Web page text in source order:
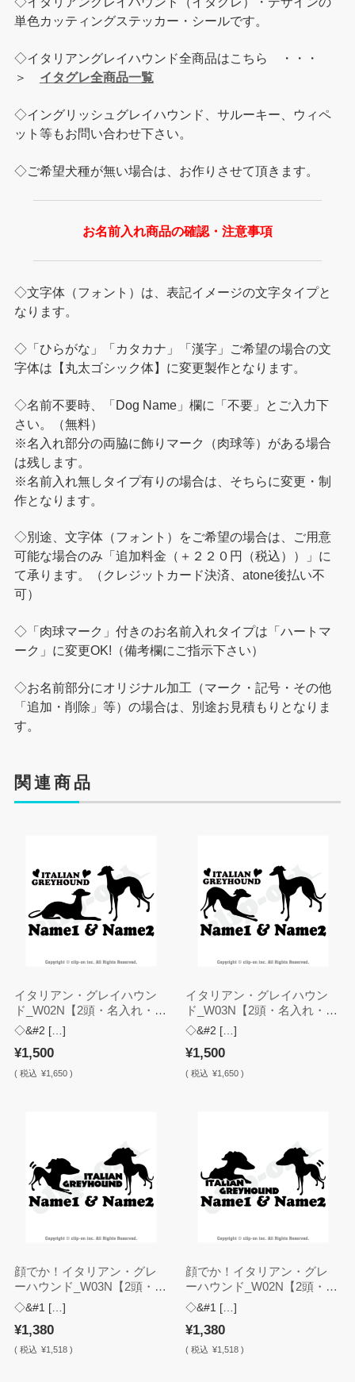
単色カッティングステッカー・シールです。
◇イタリアングレイハウンド全商品はこちら ・・・
＞ イタグレ全商品一覧
◇イングリッシュグレイハウンド、サルーキー、ウィペ
ット等もお問い合わせ下さい。
◇ご希望犬種が無い場合は、お作りさせて頂きます。
お名前入れ商品の確認・注意事項
◇文字体（フォント）は、表記イメージの文字タイプと
なります。
◇「ひらがな」「カタカナ」「漢字」ご希望の場合の文
字体は【丸太ゴシック体】に変更製作となります。
◇名前不要時、「Dog Name」欄に「不要」とご入力下
さい。（無料）
※名入れ部分の両脇に飾りマーク（肉球等）がある場合
は残します。
※名前入れ無しタイプ有りの場合は、そちらに変更・制
作となります。
◇別途、文字体（フォント）をご希望の場合は、ご用意
可能な場合のみ「追加料金（＋２２０円（税込））」に
て承ります。（クレジットカード決済、atone後払い不
可）
◇「肉球マーク」付きのお名前入れタイプは「ハートマ
ーク」に変更OK!（備考欄にご指示下さい）
◇お名前部分にオリジナル加工（マーク・記号・その他
「追加・削除」等）の場合は、別途お見積もりとなりま
す。
関連商品
イタリアン・グレイハウン
ド_W02N【2頭・名入れ・ス
テッカー】
◇&#2 […]
¥1,500
( 税込 ¥1,650 )
イタリアン・グレイハウン
ド_W03N【2頭・名入れ・ス
テッカー】
◇&#2 […]
¥1,500
(税込 ¥1,650 )
顔でか！イタリアン・グレ
ーハウンド_W03N【2頭・名
入れ・ステッカー】
◇&#1 […]
¥1,380
( 税込 ¥1,518 )
顔でか！イタリアン・グレ
ーハウンド_W02N【2頭・名
入れ・ステッカー】
◇&#1 […]
¥1,380
(税込 ¥1,518 )